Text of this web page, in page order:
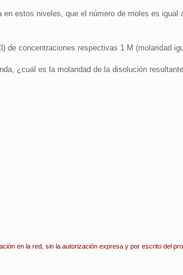
estos niveles, que el número de moles es
de concentraciones respectivas 1 M (molaridad
¿cuál es la molaridad de la disolución
en la red, sin la autorización expresa y por escrito del